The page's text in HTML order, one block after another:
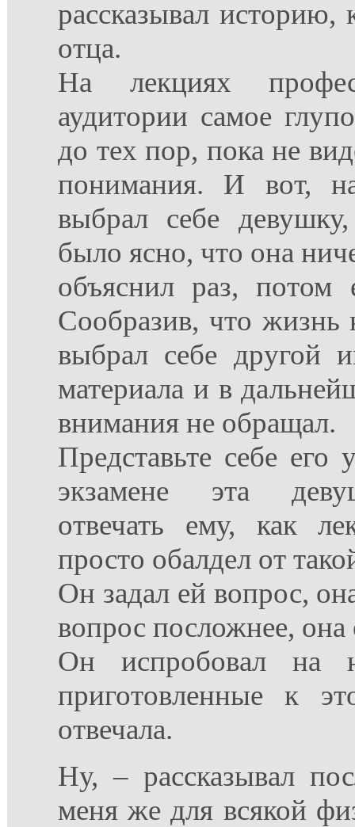
рассказывал
отца.
На лекциях
аудитории самое
до тех пор, пока не
понимания. И вот,
выбрал себе
было ясно, что она
объяснил раз,
Сообразив, что жизнь
выбрал себе другой
материала и в
внимания не обращал.
Представьте себе его
экзамене эта
отвечать ему, как
просто обалдел от
Он задал ей вопрос,
вопрос посложнее, она
Он испробовал на
приготовленные к
отвечала.
Ну, – рассказывал
меня же для всякой